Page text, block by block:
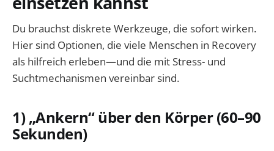
Du brauchst diskrete Werkzeuge, die sofort wirken.
Hier sind Optionen, die viele Menschen in Recovery
als hilfreich erleben—und die mit Stress- und
Suchtmechanismen vereinbar sind.
1) „Ankern“ über den Körper (60–90
Sekunden)